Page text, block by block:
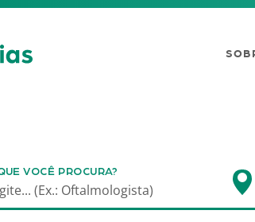
VOCÊ PROCURA?